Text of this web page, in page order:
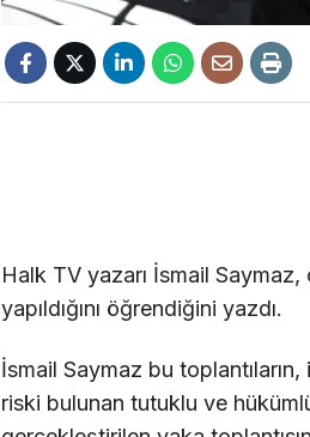
Halk TV yazarı İsmail Saymaz,
yapıldığını öğrendiğini yazdı.
İsmail Saymaz bu
riski bulunan tutuklu ve